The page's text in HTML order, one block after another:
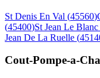
St Denis En Val (45560)
(45400)St Jean Le Blanc
Jean De La Ruelle (
Cout-Pompe-a-